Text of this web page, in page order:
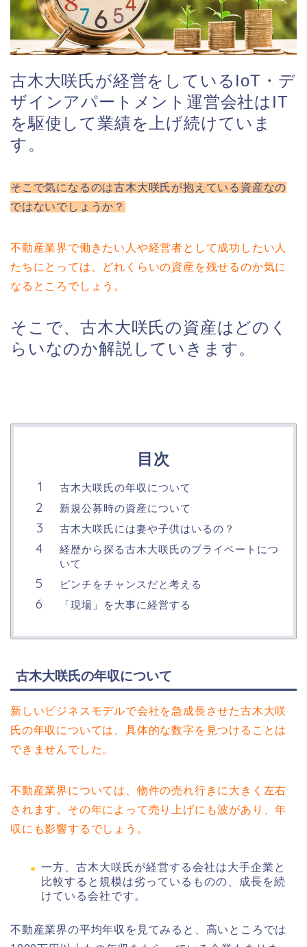
古木大咲氏が経営をしているIoT・デ
ザインアパートメント運営会社はIT
を駆使して業績を上げ続けていま
す。
そこで気になるのは古木大咲氏が抱えている資産なの
ではないでしょうか？
不動産業界で働きたい人や経営者として成功したい人
たちにとっては、どれくらいの資産を残せるのか気に
なるところでしょう。
そこで、古木大咲氏の資産はどのく
らいなのか解説していきます。
目次
古木大咲氏の年収について
新規公募時の資産について
古木大咲氏には妻や子供はいるの？
経歴から探る古木大咲氏のプライベートにつ
いて
ピンチをチャンスだと考える
「現場」を大事に経営する
古木大咲氏の年収について
新しいビジネスモデルで会社を急成長させた古木大咲
氏の年収については、具体的な数字を見つけることは
できませんでした。
不動産業界については、物件の売れ行きに大きく左右
されます。その年によって売り上げにも波があり、年
収にも影響するでしょう。
一方、古木大咲氏が経営する会社は大手企業と
比較すると規模は劣っているものの、成長を続
けている会社です。
不動産業界の平均年収を見てみると、高いところでは